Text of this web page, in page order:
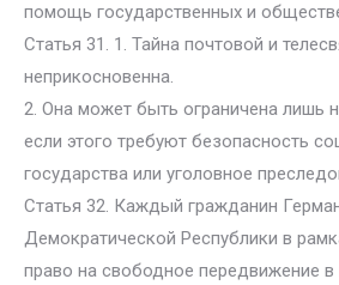
помощь государственных и
Статья 31. 1. Тайна почтовой и
неприкосновенна.
2. Она может быть ограничена лишь
если этого требуют безопасность
государства или уголовное
Статья 32. Каждый гражданин
Демократической Республики в
право на свободное передвижение в